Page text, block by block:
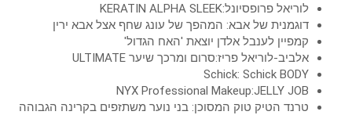
לוריאל פרופסיונל:KERATIN ALPHA SLEEK
דוגמנית של אבא: המהפך של עונג שחף אצל אבא ירין
קמפיין לענבל אלדן יוצאת 'האח הגדול'
אלביב-לוריאל פריז:סרום ומרכך שיער ULTIMATE
Schick: Schick BODY
NYX Professional Makeup:JELLY JOB
טרנד הטיק טוק המסוכן: בני נוער משתזפים בקרינה הגבוהה